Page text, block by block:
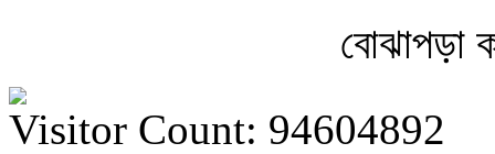
বোঝাপড়া
Visitor Count: 94604892